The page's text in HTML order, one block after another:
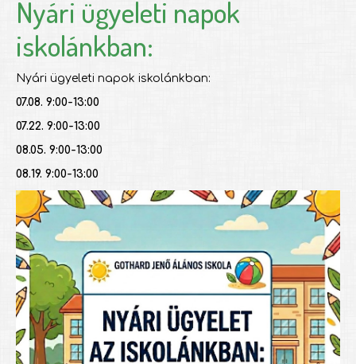
Nyári ügyeleti napok
iskolánkban:
Nyári ügyeleti napok iskolánkban:
07.08. 9:00-13:00
07.22. 9:00-13:00
08.05. 9:00-13:00
08.19. 9:00-13:00